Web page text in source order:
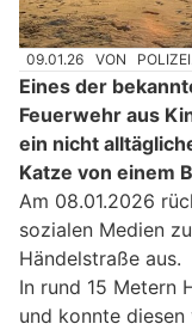
09.01.26 VON
Eines der
Feuerwehr aus
ein nicht
Katze von einem
Am 08.01.2026
sozialen Medien
Händelstraße aus.
In rund 15 Metern
und konnte